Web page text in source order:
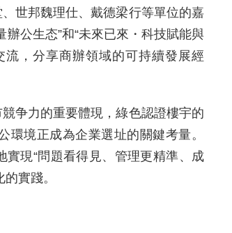
世邦魏理仕、戴德梁行等單位的嘉
公生态”和“未來已來・科技賦能與
，分享商辦領域的可持續發展經
争力的重要體現，綠色認證樓宇的
環境正成為企業選址的關鍵考量。
現“問題看得見、管理更精準、成
實踐。